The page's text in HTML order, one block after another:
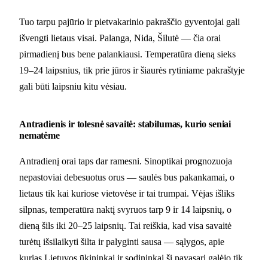
Tuo tarpu pajūrio ir pietvakarinio pakraščio gyventojai gali
išvengti lietaus visai. Palanga, Nida, Šilutė — čia orai
pirmadienį bus bene palankiausi. Temperatūra dieną sieks
19–24 laipsnius, tik prie jūros ir šiaurės rytiniame pakraštyje
gali būti laipsniu kitu vėsiau.
Antradienis ir tolesnė savaitė: stabilumas, kurio seniai
nematėme
Antradienį orai taps dar ramesni. Sinoptikai prognozuoja
nepastoviai debesuotus orus — saulės bus pakankamai, o
lietaus tik kai kuriose vietovėse ir tai trumpai. Vėjas išliks
silpnas, temperatūra naktį svyruos tarp 9 ir 14 laipsnių, o
dieną šils iki 20–25 laipsnių. Tai reiškia, kad visa savaitė
turėtų išsilaikyti šilta ir palyginti sausa — sąlygos, apie